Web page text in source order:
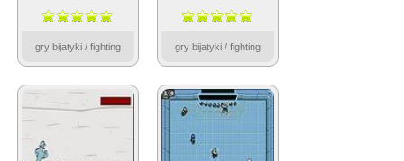
gry bijatyki / fighting gry bijatyki / fighting